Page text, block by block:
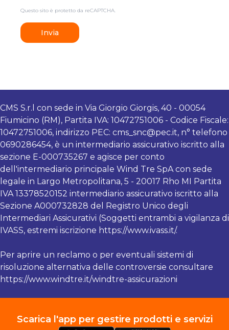
Questo sito è protetto da reCAPTCHA.
Invia
CMS S.r.l con sede in Via Giorgio Giorgis, 40 - 00054
Fiumicino (RM), Partita IVA: 10472751006 - Codice Fiscale:
10472751006, indirizzo PEC: cms_snc@pec.it, n° telefono
0690286454, è un intermediario assicurativo iscritto alla
sezione E-000735267 e agisce per conto
dell'intermediario principale Wind Tre SpA con sede
legale in Largo Metropolitana, 5 - 20017 Rho MI Partita
IVA 13378520152 intermediario assicurativo iscritto alla
Sezione A000732828 del Registro Unico degli
Intermediari Assicurativi (Soggetti entrambi a vigilanza di
IVASS, estremi iscrizione https://www.ivass.it/.
Per aprire un reclamo o per eventuali sistemi di
risoluzione alternativa delle controversie consultare
https://www.windtre.it/windtre-assicurazioni
Scarica l'app per gestire prodotti e servizi